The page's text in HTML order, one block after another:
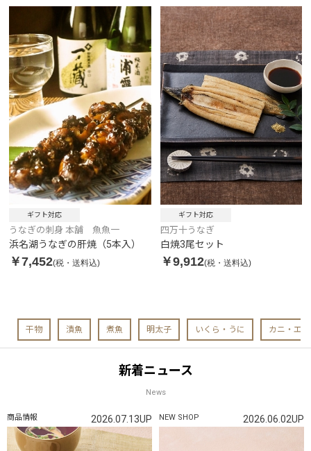
ギフト対応
うなぎの刺身 本舗 魚魚一
浜名湖うなぎの肝焼（5本入）
￥7,452(税・送料込)
ギフト対応
四万十うなぎ
白焼3尾セット
￥9,912(税・送料込)
干物 漬魚 煮魚 明太子 いくら・うに カニ・エビ
新着ニュース
News
商品情報 2026.07.13UP NEW SHOP 2026.06.02UP